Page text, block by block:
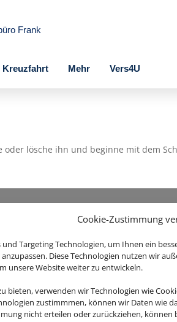
Cookie-Zustimmung
Targeting Technologien, um Ihnen ein
Diese Technologien nutzen wir
unsere Website weiter zu entwickeln.
bieten, verwenden wir Technologien wie
zustimmmen, können wir Daten wie
nicht erteilen oder zurückziehen,
Frank
Kreuzfahrt Mehr Vers4U
oder lösche ihn und beginne mit dem
In |Service |Blacklisted Airlines|AGB |